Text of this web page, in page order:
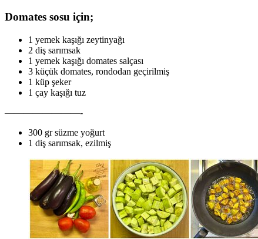
Domates sosu için;
1 yemek kaşığı zeytinyağı
2 diş sarımsak
1 yemek kaşığı domates salçası
3 küçük domates, rondodan geçirilmiş
1 küp şeker
1 çay kaşığı tuz
————————-
300 gr süzme yoğurt
1 diş sarımsak, ezilmiş